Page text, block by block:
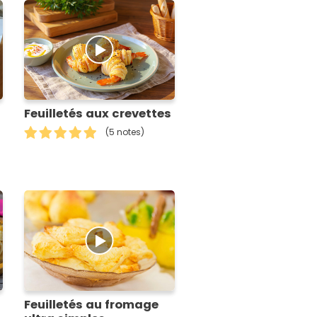
Feuilletés aux crevettes
(5 notes)
Feuilletés au fromage